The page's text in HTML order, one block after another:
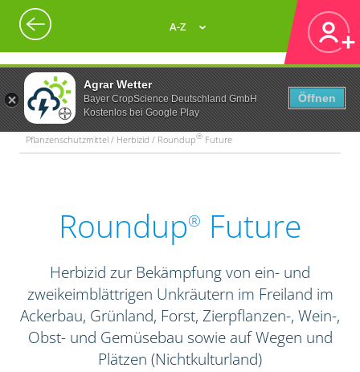
Agrar Wetter
Bayer CropScience Deutschland GmbH
Kostenlos bei Google Play
Öffnen
A-Z
Pflanzenschutzmittel / Herbizid / Roundup® Future
Roundup® Future
Herbizid zur Bekämpfung von ein- und
zweikeimblättrigen Unkräutern im Freiland im
Ackerbau, Grünland, Forst, Zierpflanzen-, Wein-,
Obst- und Gemüsebau sowie auf Wegen und
Plätzen (Nichtkulturland)